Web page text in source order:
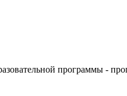
программы -